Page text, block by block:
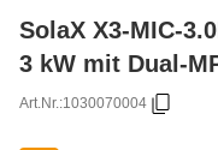
SolaX X3-MIC-
3 kW mit Dual-
Art.Nr.:1030070004